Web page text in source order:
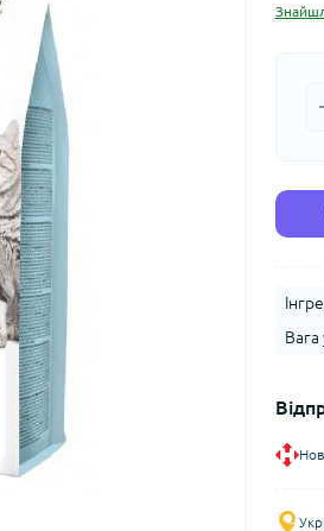
Вага